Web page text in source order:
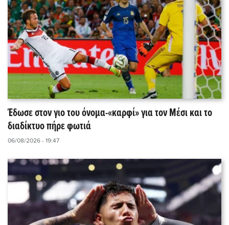
Έδωσε στον γιο του όνομα-«καρφί» για τον Μέσι και το
διαδίκτυο πήρε φωτιά
06/08/2026 - 19:47